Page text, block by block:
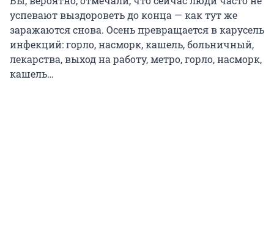
успевают выздороветь до конца — как тут же
заражаются снова. Осень превращается в карусель
инфекций: горло, насморк, кашель, больничный,
лекарства, выход на работу, метро, горло, насморк,
кашель…